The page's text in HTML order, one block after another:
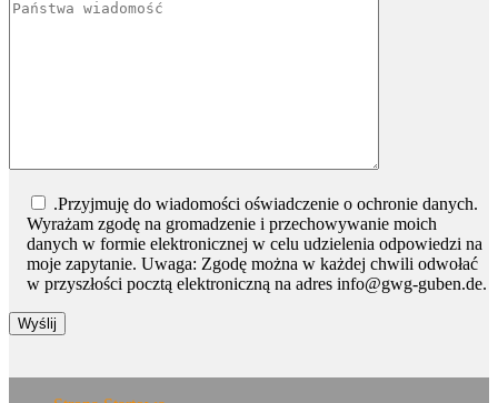
Bitte lasse dieses Feld leer.
.Przyjmuję do wiadomości oświadczenie o ochronie danych.
Wyrażam zgodę na gromadzenie i przechowywanie moich
danych w formie elektronicznej w celu udzielenia odpowiedzi na
moje zapytanie. Uwaga: Zgodę można w każdej chwili odwołać
w przyszłości pocztą elektroniczną na adres info@gwg-guben.de.